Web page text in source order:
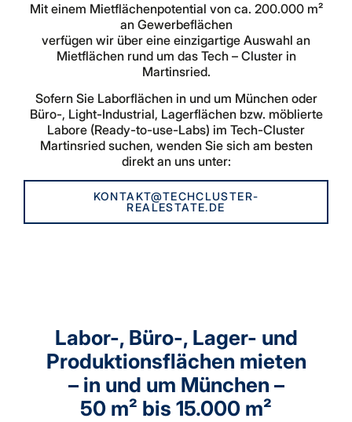
Mit einem Mietflächenpotential von ca. 200.000 m²
an Gewerbeflächen
verfügen wir über eine einzigartige Auswahl an
Mietflächen rund um das Tech – Cluster in
Martinsried.
Sofern Sie Laborflächen in und um München oder
Büro-, Light-Industrial, Lagerflächen bzw. möblierte
Labore (Ready-to-use-Labs) im Tech-Cluster
Martinsried suchen, wenden Sie sich am besten
direkt an uns unter:
KONTAKT@TECHCLUSTER-
REALESTATE.DE
Labor-, Büro-, Lager- und
Produktionsflächen mieten
– in und um München –
50 m² bis 15.000 m²